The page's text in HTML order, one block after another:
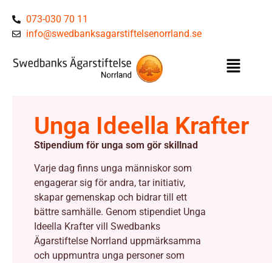
073-030 70 11
info@swedbanksagarstiftelsenorrland.se
Unga Ideella Krafter
Stipendium för unga som gör skillnad
Varje dag finns unga människor som
engagerar sig för andra, tar initiativ,
skapar gemenskap och bidrar till ett
bättre samhälle. Genom stipendiet Unga
Ideella Krafter vill Swedbanks
Ägarstiftelse Norrland uppmärksamma
och uppmuntra unga personer som